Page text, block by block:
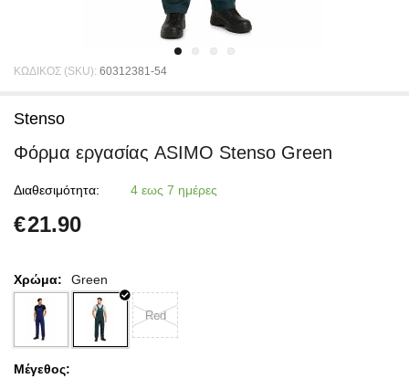
ΚΩΔΙΚΟΣ (SKU): 60312381-54
Stenso
Φόρμα εργασίας ASIMO Stenso Green
Διαθεσιμότητα: 4 εως 7 ημέρες
€21.90
Χρώμα: Green
Red
Μέγεθος: